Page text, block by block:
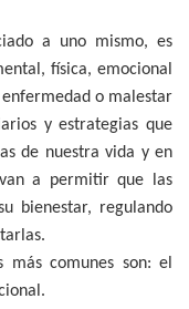
a uno mismo, es
física, emocional
o malestar
y estrategias que
de nuestra vida y en
a permitir que las
bienestar, regulando
más comunes son: el